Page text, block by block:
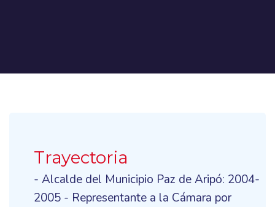
Trayectoria
- Alcalde del Municipio Paz de Aripó: 2004-
2005 - Representante a la Cámara por